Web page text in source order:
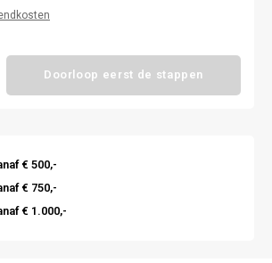
Doorloop eerst de stappen
€ 500,-
€ 750,-
€ 1.000,-